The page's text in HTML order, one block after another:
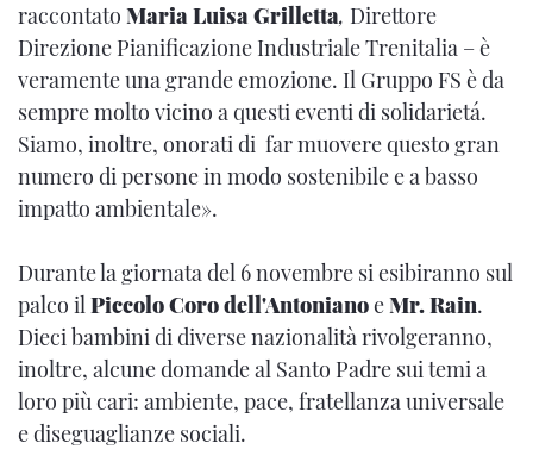
raccontato Maria Luisa Grilletta, Direttore
Direzione Pianificazione Industriale Trenitalia – è
veramente una grande emozione. Il Gruppo FS è da
sempre molto vicino a questi eventi di solidarietá.
Siamo, inoltre, onorati di far muovere questo gran
numero di persone in modo sostenibile e a basso
impatto ambientale».
Durante la giornata del 6 novembre si esibiranno sul
palco ilPiccolo Coro dell'AntonianoeMr. Rain.
Dieci bambini di diverse nazionalità rivolgeranno,
inoltre, alcune domande al Santo Padre sui temi a
loro più cari: ambiente, pace, fratellanza universale
e diseguaglianze sociali.